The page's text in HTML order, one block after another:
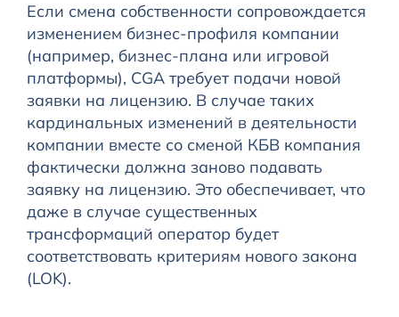
Если смена собственности сопровождается
изменением бизнес-профиля компании
(например, бизнес-плана или игровой
платформы), CGA требует подачи новой
заявки на лицензию. В случае таких
кардинальных изменений в деятельности
компании вместе со сменой КБВ компания
фактически должна заново подавать
заявку на лицензию. Это обеспечивает, что
даже в случае существенных
трансформаций оператор будет
соответствовать критериям нового закона
(LOK).